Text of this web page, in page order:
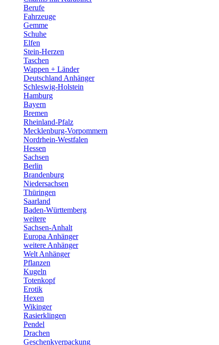
Berufe
Fahrzeuge
Gemme
Schuhe
Elfen
Stein-Herzen
Taschen
Wappen + Länder
Deutschland Anhänger
Schleswig-Holstein
Hamburg
Bayern
Bremen
Rheinland-Pfalz
Mecklenburg-Vorpommern
Nordrhein-Westfalen
Hessen
Sachsen
Berlin
Brandenburg
Niedersachsen
Thüringen
Saarland
Baden-Württemberg
weitere
Sachsen-Anhalt
Europa Anhänger
weitere Anhänger
Welt Anhänger
Pflanzen
Kugeln
Totenkopf
Erotik
Hexen
Wikinger
Rasierklingen
Pendel
Drachen
Geschenkverpackung